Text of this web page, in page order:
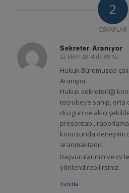
2
CEVAPLAR
Sekreter Aranıyor
says:
22 Ekim 2014 de 09:12
Hukuk Büromuzda
Aranıyor.
Hukuk sekreterliği
tecrübeye sahip, orta
düzgün ve akıcı
presentabl,
konusunda deneyimi
aranmaktadır.
Başvurularınızı ve cv
yönlendirebilirsiniz.
Yanıtla